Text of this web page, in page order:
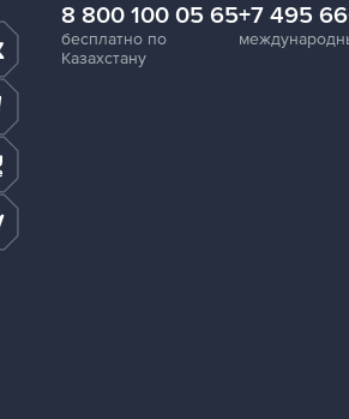
8 800 100 05 65
бесплатно по
Казахстану
+7 495